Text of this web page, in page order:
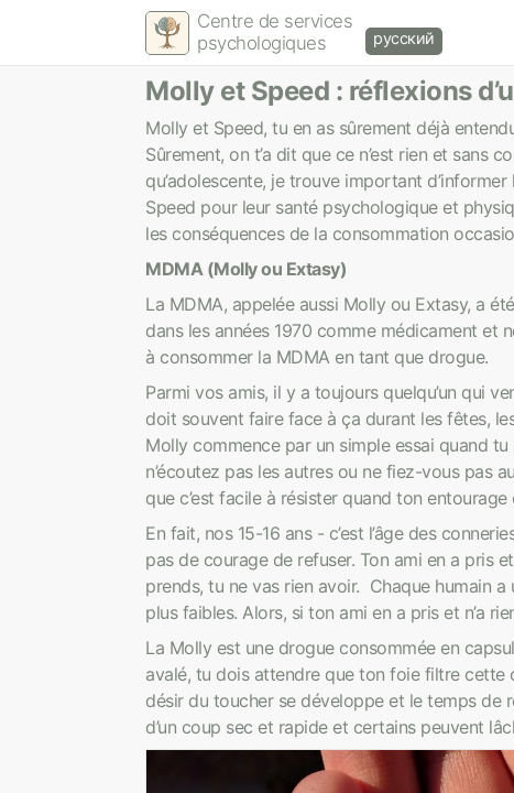
Centre de services
psychologiques
русский
Molly et Speed : réflexions
Molly et Speed, tu en as sûrement déjà
Sûrement, on t’a dit que ce n’est rien et sans
qu’adolescente, je trouve important
Speed pour leur santé psychologique et
les conséquences de la consommation
MDMA (Molly ou Extasy)
La MDMA, appelée aussi Molly ou Extasy, a
dans les années 1970 comme médicament et
à consommer la MDMA en tant que drogue.
Parmi vos amis, il y a toujours quelqu’un qui
doit souvent faire face à ça durant les fêtes,
Molly commence par un simple essai quand
n’écoutez pas les autres ou ne fiez-vous pas
que c’est facile à résister quand ton entourage
En fait, nos 15-16 ans - c’est l’âge des
pas de courage de refuser. Ton ami en a pris
prends, tu ne vas rien avoir. Chaque humain
plus faibles. Alors, si ton ami en a pris et n’a
La Molly est une drogue consommée en
avalé, tu dois attendre que ton foie filtre cette
désir du toucher se développe et le temps
d’un coup sec et rapide et certains peuvent